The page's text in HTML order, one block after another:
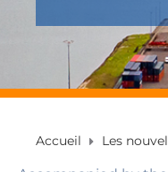
Accueil Les